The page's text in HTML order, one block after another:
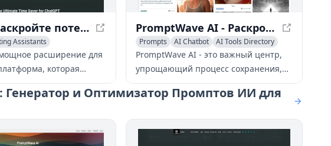
AIPRM - Раскройте потенциал ИИ с расширенным управлением подсказками
Assistants
расширение для
которая
ИИ, такие
обширной библиотекой
подсказками.
PromptWave AI - Раскройте продуктивность и творческий потенциал ИИ
Prompts AI Chatbot AI Tools Directory
PromptWave AI - это важный центр,
упрощающий процесс сохранения,
организации, обмена и поиска
подсказок ИИ для повышения
и Оптимизатор Промптов ИИ для